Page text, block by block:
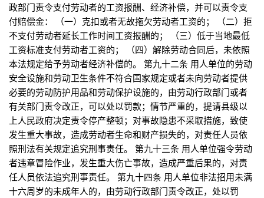
政部门责令支付劳动者的工资报酬、经济补偿，并可以责令支
付赔偿金： （一）克扣或者无故拖欠劳动者工资的； （二）拒
不支付劳动者延长工作时间工资报酬的； （三）低于当地最低
工资标准支付劳动者工资的； （四）解除劳动合同后，未依照
本法规定给予劳动者经济补偿的。 第九十二条 用人单位的劳动
安全设施和劳动卫生条件不符合国家规定或者未向劳动者提供
必要的劳动防护用品和劳动保护设施的，由劳动行政部门或者
有关部门责令改正，可以处以罚款；情节严重的，提请县级以
上人民政府决定责令停产整顿；对事故隐患不采取措施，致使
发生重大事故，造成劳动者生命和财产损失的，对责任人员依
照刑法有关规定追究刑事责任。 第九十三条 用人单位强令劳动
者违章冒险作业，发生重大伤亡事故，造成严重后果的，对责
任人员依法追究刑事责任。 第九十四条 用人单位非法招用未满
十六周岁的未成年人的，由劳动行政部门责令改正，处以罚